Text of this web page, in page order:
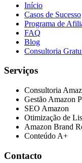
Início
Casos de Sucesso
Programa de
FAQ
Blog
Consultoria
Serviços
Consultoria
Gestão Amazon
SEO Amazon
Otimização de
Amazon Brand
Conteúdo A+
Contacto